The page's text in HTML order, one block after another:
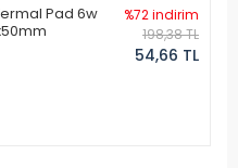
Pad 6w
%72 indirim
198,38 TL
54,66 TL